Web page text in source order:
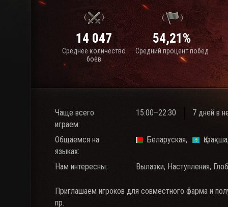
14 047
Среднее количество
боёв
54,21%
Средний процент побед
Чаще всего
играем:
15:00–22:30 7 дней в
Общаемся на
языках:
Беларуская Қазақша
Нам интересны: Вылазки, Наступления,
Приглашаем игроков для совместного фарма и
пр.